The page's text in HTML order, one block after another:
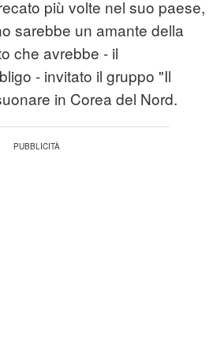
più volte nel suo paese,
sarebbe un amante della
che avrebbe - il
- invitato il gruppo "Il
in Corea del Nord.